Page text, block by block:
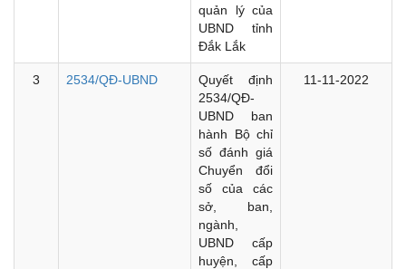
quản lý của
UBND tỉnh
Đắk Lắk
3 2534/QĐ-UBND
Quyết định
2534/QĐ-
UBND ban
hành Bộ chỉ
số đánh giá
Chuyển đổi
số của các
sở, ban,
ngành,
UBND cấp
huyện, cấp
11-11-2022